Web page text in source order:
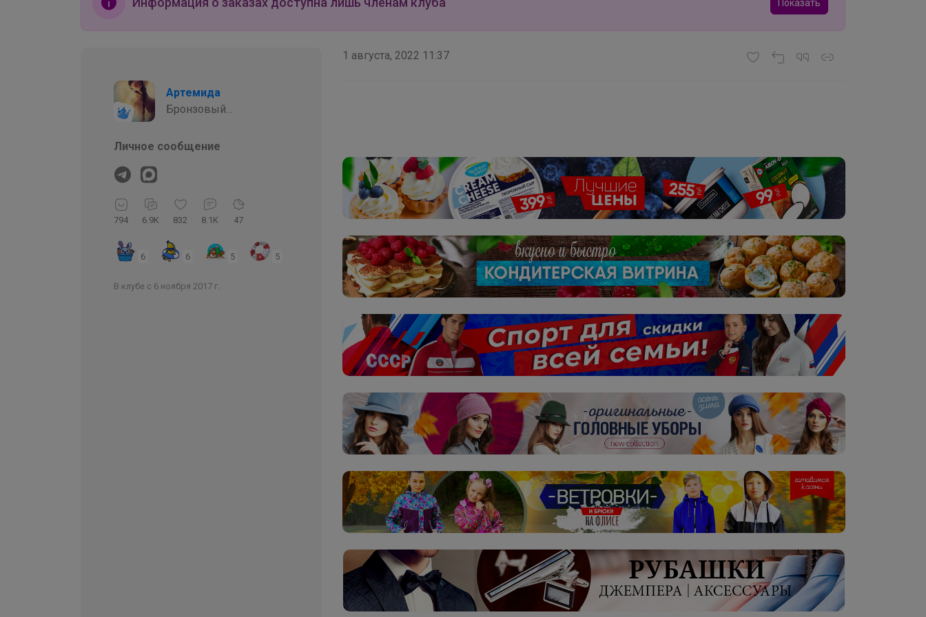
Показать
Артемида
Бронзовый
Личное сообщение
794 6.9K 832 8.1K 47
6 6 5 5
В клубе с 6 ноября 2017 г.
1 августа, 2022 11:37
Селена
Кроссовки для подростка